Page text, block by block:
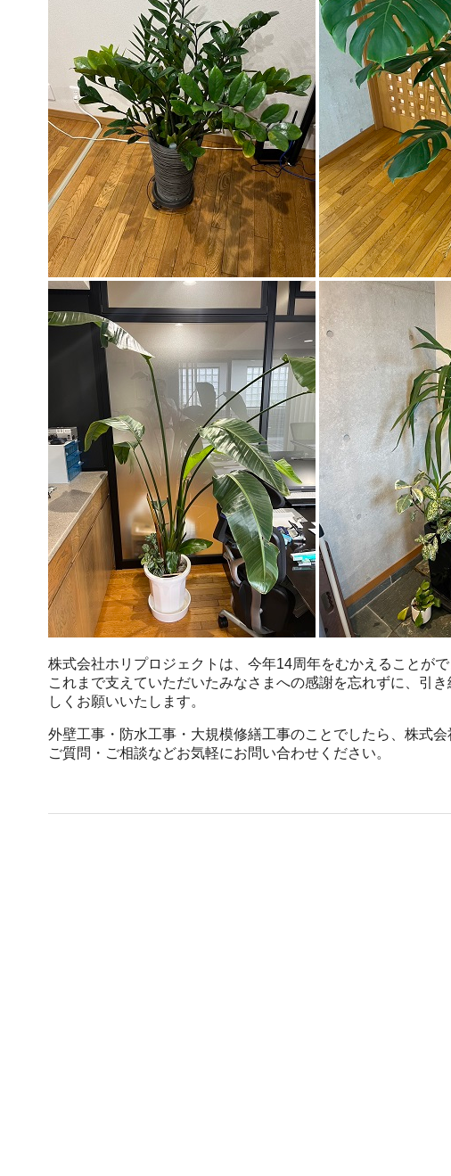
株式会社ホリプロジェクトは、今年14周年をむかえることがで
これまで支えていただいたみなさまへの感謝を忘れずに、引
しくお願いいたします。
外壁工事・防水工事・大規模修繕工事のことでしたら、株式
ご質問・ご相談などお気軽にお問い合わせください。